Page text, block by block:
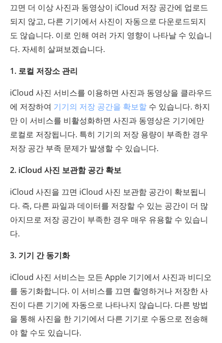
끄면 더 이상 사진과 동영상이 iCloud 저장 공간에 업로드
되지 않고, 다른 기기에서 사진이 자동으로 다운로드되지
도 않습니다. 이로 인해 여러 가지 영향이 나타날 수 있습니
다. 자세히 살펴보겠습니다.
1. 로컬 저장소 관리
iCloud 사진 서비스를 이용하면 사진과 동영상을 클라우드
에 저장하여 기기의 저장 공간을 확보할 수 있습니다. 하지
만 이 서비스를 비활성화하면 사진과 동영상은 기기에만
로컬로 저장됩니다. 특히 기기의 저장 용량이 부족한 경우
저장 공간 부족 문제가 발생할 수 있습니다.
2. iCloud 사진 보관함 공간 확보
iCloud 사진을 끄면 iCloud 사진 보관함 공간이 확보됩니
다. 즉, 다른 파일과 데이터를 저장할 수 있는 공간이 더 많
아지므로 저장 공간이 부족한 경우 매우 유용할 수 있습니
다.
3. 기기 간 동기화
iCloud 사진 서비스는 모든 Apple 기기에서 사진과 비디오
를 동기화합니다. 이 서비스를 끄면 촬영하거나 저장한 사
진이 다른 기기에 자동으로 나타나지 않습니다. 다른 방법
을 통해 사진을 한 기기에서 다른 기기로 수동으로 전송해
야 할 수도 있습니다.